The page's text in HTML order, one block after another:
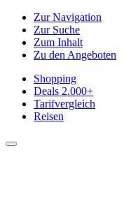
Zur Navigation
Zur Suche
Zum Inhalt
Zu den Angeboten
Shopping
Deals 2.000+
Tarifvergleich
Reisen